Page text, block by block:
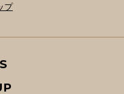
プ